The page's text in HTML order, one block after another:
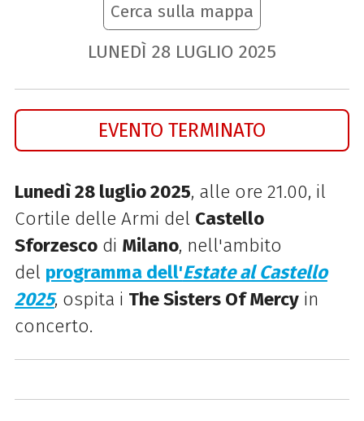
Cerca sulla mappa
LUNEDÌ 28 LUGLIO 2025
EVENTO TERMINATO
Lunedì 28 luglio 2025, alle ore 21.00, il
Cortile delle Armi del Castello
Sforzesco di Milano, nell'ambito
del programma dell'Estate al Castello
2025, ospita i The Sisters Of Mercyin
concerto.